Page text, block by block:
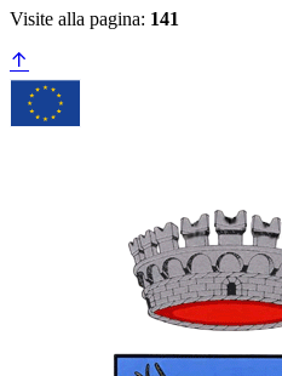
Visite alla pagina: 141